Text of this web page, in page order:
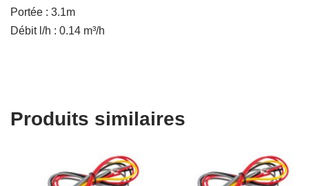
Portée : 3.1m
Débit l/h : 0.14 m³/h
Produits similaires